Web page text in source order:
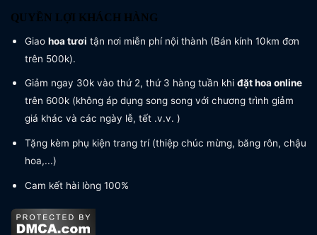
QUYỀN LỢI KHÁCH HÀNG
Giao hoa tươi tận nơi miễn phí nội thành (Bán kính 10km đơn
trên 500k).
Giảm ngay 30k vào thứ 2, thứ 3 hàng tuần khi đặt hoa online
trên 600k (không áp dụng song song với chương trình giảm
giá khác và các ngày lễ, tết .v.v. )
Tặng kèm phụ kiện trang trí (thiệp chúc mừng, băng rôn, chậu
hoa,...)
Cam kết hài lòng 100%